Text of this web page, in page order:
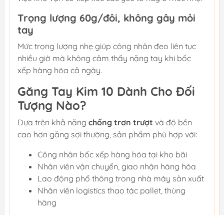
Trọng lượng 60g/đôi, không gây mỏi
tay
Mức trọng lượng nhẹ giúp công nhân đeo liên tục
nhiều giờ mà không cảm thấy nặng tay khi bốc
xếp hàng hóa cả ngày.
Găng Tay Kim 10 Dành Cho Đối
Tượng Nào?
Dựa trên khả năng chống trơn trượt và độ bền
cao hơn găng sợi thường, sản phẩm phù hợp với:
Công nhân bốc xếp hàng hóa tại kho bãi
Nhân viên vận chuyển, giao nhận hàng hóa
Lao động phổ thông trong nhà máy sản xuất
Nhân viên logistics thao tác pallet, thùng
hàng